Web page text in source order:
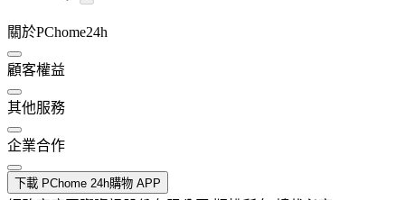
關於PChome24h
顧客權益
其他服務
企業合作
下載 PChome 24h購物 APP